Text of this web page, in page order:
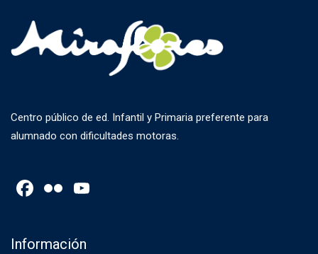
Centro público de ed. Infantil y Primaria preferente para
alumnado con dificultades motoras.
Facebook
Flickr
Información